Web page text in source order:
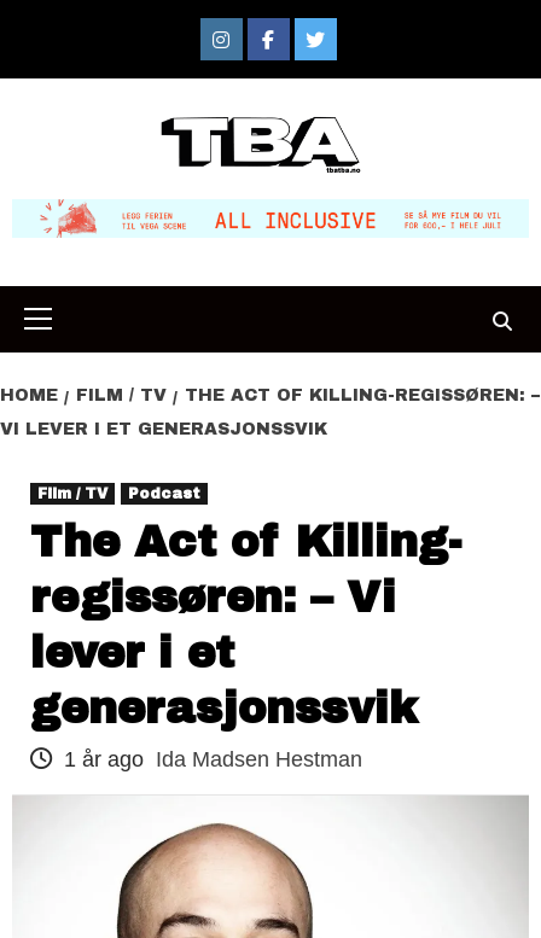
content
InstagramFacebook
Twitter
Primary
Menu
HOME FILM / TV
THE ACT OF KILLING-REGISSØREN: –
VI LEVER I ET GENERASJONSSVIK
Film / TV Podcast
The Act of Killing-
regissøren: – Vi
lever i et
generasjonssvik
1 år ago Ida Madsen Hestman